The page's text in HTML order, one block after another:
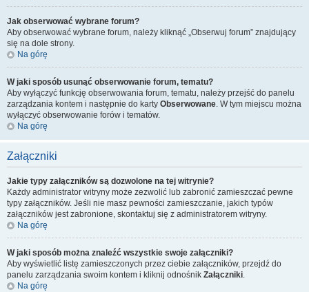
Jak obserwować wybrane forum?
Aby obserwować wybrane forum, należy kliknąć „Obserwuj forum” znajdujący
się na dole strony.
Na górę
W jaki sposób usunąć obserwowanie forum, tematu?
Aby wyłączyć funkcję obserwowania forum, tematu, należy przejść do panelu
zarządzania kontem i następnie do karty Obserwowane. W tym miejscu można
wyłączyć obserwowanie forów i tematów.
Na górę
Załączniki
Jakie typy załączników są dozwolone na tej witrynie?
Każdy administrator witryny może zezwolić lub zabronić zamieszczać pewne
typy załączników. Jeśli nie masz pewności zamieszczanie, jakich typów
załączników jest zabronione, skontaktuj się z administratorem witryny.
Na górę
W jaki sposób można znaleźć wszystkie swoje załączniki?
Aby wyświetlić listę zamieszczonych przez ciebie załączników, przejdź do
panelu zarządzania swoim kontem i kliknij odnośnik Załączniki.
Na górę